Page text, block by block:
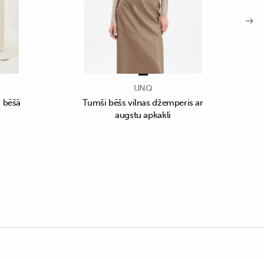
UNQ
Tumši bēšs vilnas džemperis ar
augstu apkakli